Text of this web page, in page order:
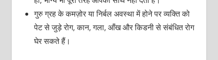
गुरु ग्रह के कमज़ोर या निर्बल अवस्था में होने पर व्यक्ति को
पेट से जुड़े रोग, कान, गला, आँख और किडनी से संबंधित रोग
घेर सकते हैं।